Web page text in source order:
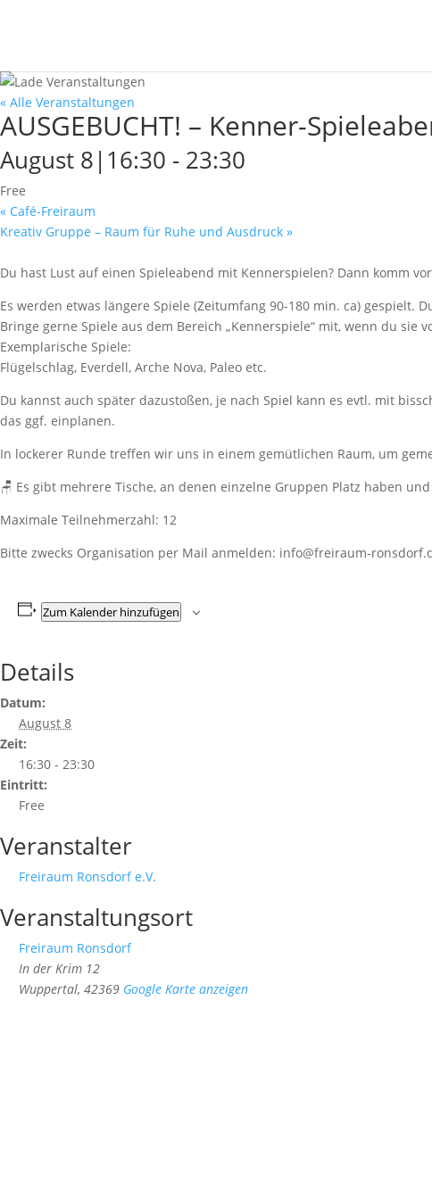
« Alle Veranstaltungen
AUSGEBUCHT! – Kenner-
August 8|16:30 - 23:30
Free
« Café-Freiraum
Kreativ Gruppe – Raum für Ruhe und Ausdruck »
Du hast Lust auf einen Spieleabend mit Kennerspielen? Dann komm
Es werden etwas längere Spiele (Zeitumfang 90-180 min. ca)
Bringe gerne Spiele aus dem Bereich „Kennerspiele“ mit, wenn du sie
Exemplarische Spiele:
Flügelschlag, Everdell, Arche Nova, Paleo etc.
Du kannst auch später dazustoßen, je nach Spiel kann es evtl. mit
das ggf. einplanen.
In lockerer Runde treffen wir uns in einem gemütlichen Raum, um
🪑 Es gibt mehrere Tische, an denen einzelne Gruppen Platz haben
Maximale Teilnehmerzahl: 12
Bitte zwecks Organisation per Mail anmelden: info@freiraum-
Zum Kalender hinzufügen
Details
Datum:
August 8
Zeit:
16:30 - 23:30
Eintritt:
Free
Veranstalter
Freiraum Ronsdorf e.V.
Veranstaltungsort
Freiraum Ronsdorf
In der Krim 12
Wuppertal, 42369 Google Karte anzeigen